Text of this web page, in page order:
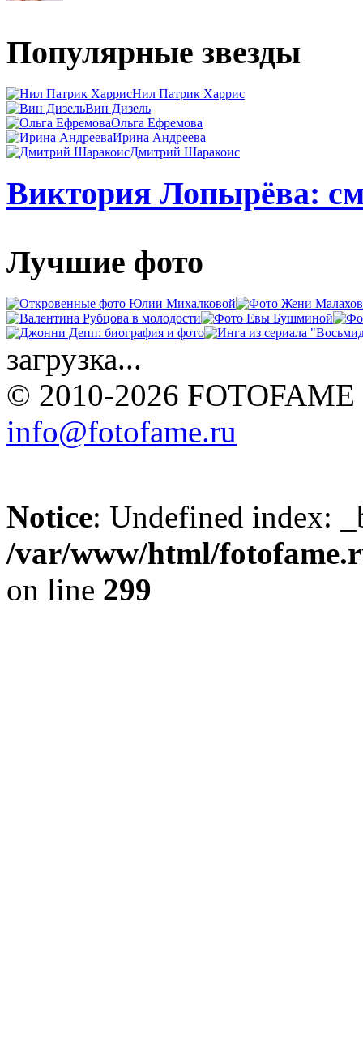
Популярные звезды
Нил Патрик Харрис
Вин Дизель
Ольга Ефремова
Ирина Андреева
Дмитрий Шаракоис
Виктория Лопырёва:
Лучшие фото
загрузка...
© 2010-2026 FOTOFAME
info@fotofame.ru
Notice: Undefined index:
/var/www/html/
on line 299